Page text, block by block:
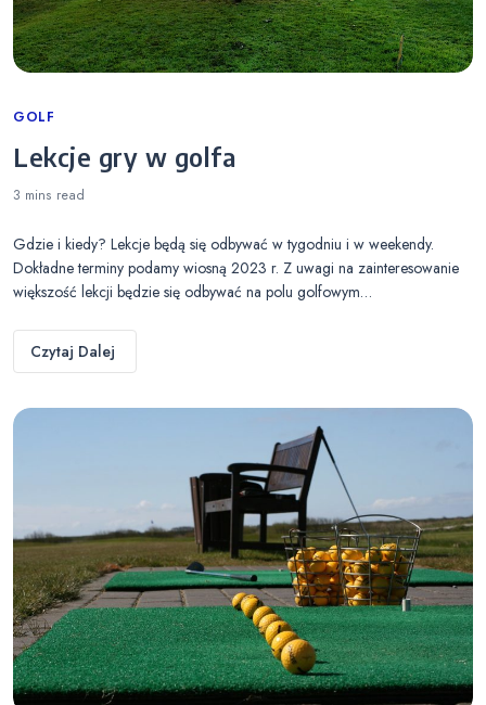
Categories
GOLF
Lekcje gry w golfa
3 mins read
Gdzie i kiedy? Lekcje będą się odbywać w tygodniu i w weekendy.
Dokładne terminy podamy wiosną 2023 r. Z uwagi na zainteresowanie
większość lekcji będzie się odbywać na polu golfowym…
Czytaj Dalej